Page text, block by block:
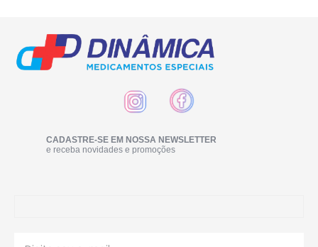
CADASTRE-SE EM NOSSA NEWSLETTER
e receba novidades e promoções